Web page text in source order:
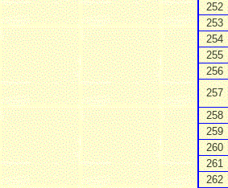
252
253
254
255
256
257
258
259
260
261
262